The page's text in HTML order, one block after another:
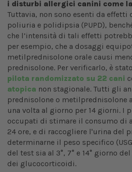
i disturbi allergici canini come la
Tuttavia, non sono esenti da effetti
poliuria e polidipsia (PUPD),
che l’intensità di tali effetti
per esempio, che a dosaggi
metilprednisolone orale causi
prednisolone. Per verificarlo, è
pilota randomizzato su 22 cani
atopica non stagionale. Tutti gli
prednisolone o metilprednisolone
una volta al giorno per 14 giorni. I
occupati di stimare il consumo di
24 ore, e di raccogliere l'urina del
determinarne il peso specifico
del test sia al 3°, 7° e 14° giorno
dei glucocorticoidi.